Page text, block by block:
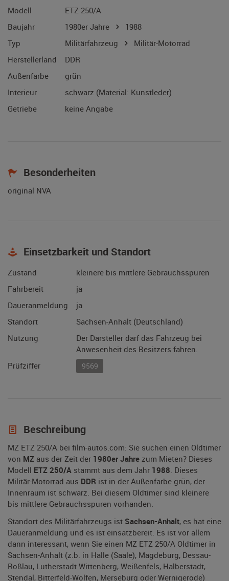
Modell
ETZ 250/A
Baujahr
1980er Jahre
1988
Typ
Militärfahrzeug
Militär-Motorrad
Herstellerland
DDR
Außenfarbe
grün
Interieur
schwarz (Material: Kunstleder)
Getriebe
keine Angabe
Besonderheiten
original NVA
Einsetzbarkeit und Standort
Zustand
kleinere bis mittlere Gebrauchsspuren
Fahrbereit
ja
Daueranmeldung
ja
Standort
Sachsen-Anhalt (Deutschland)
Nutzung
Der Darsteller darf das Fahrzeug bei
Anwesenheit des Besitzers fahren.
Prüfziffer
9569
Beschreibung
MZ ETZ 250/A bei film-autos.com: Sie suchen einen Oldtimer
von MZ aus der Zeit der 1980er Jahre zum Mieten? Dieses
Modell ETZ 250/A stammt aus dem Jahr 1988. Dieses
Militär-Motorrad aus DDR ist in der Außenfarbe grün, der
Innenraum ist schwarz. Bei diesem Oldtimer sind kleinere
bis mittlere Gebrauchsspuren vorhanden.
Standort des Militärfahrzeugs ist Sachsen-Anhalt, es hat eine
Daueranmeldung und es ist einsatzbereit. Es ist vor allem
dann interessant, wenn Sie einen MZ ETZ 250/A Oldtimer in
Sachsen-Anhalt (z.b. in Halle (Saale), Magdeburg, Dessau-
Roßlau, Lutherstadt Wittenberg, Weißenfels, Halberstadt,
Stendal, Bitterfeld-Wolfen, Merseburg oder Wernigerode)